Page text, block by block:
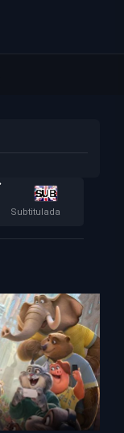
Subtitulada